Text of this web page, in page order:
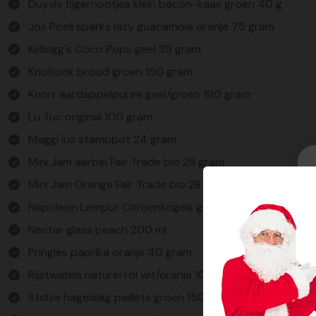
Duyvis tijgernootjes klein bacon-kaas groen 40 g
Jos Poell sparks lazy guacamole oranje 75 gram
Kellogg's Coco Pops geel 35 gram
Knoflook brood groen 150 gram
Knorr aardappelpuree geel/groen 190 gram
Lu Tuc original 100 gram
Maggi jus stamppot 24 gram
Mini Jam aarbei Fair Trade bio 28 gram
Mini Jam Orange Fair Trade bio 28 gram
Napoleon Lempur Citroenkogels geel/groen 150 gram
Nectar glass peach 200 ml
Pringles paprika oranje 40 gram
Rijstwafels naturel rol wit/oranje 100 gram
Stolze hagelslag paillets groen 150 gram